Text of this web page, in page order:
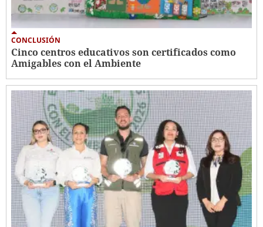
CONCLUSIÓN
Cinco centros educativos son certificados como
Amigables con el Ambiente